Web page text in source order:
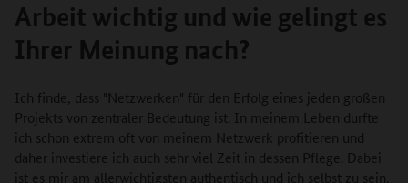
Arbeit wichtig und wie gelingt es
Ihrer Meinung nach?
Ich finde, dass "Netzwerken" für den Erfolg eines jeden großen
Projekts von zentraler Bedeutung ist. In meinem Leben durfte
ich schon extrem oft von meinem Netzwerk profitieren und
daher investiere ich auch sehr viel Zeit in dessen Pflege. Dabei
ist es mir am allerwichtigsten authentisch und ich selbst zu sein.